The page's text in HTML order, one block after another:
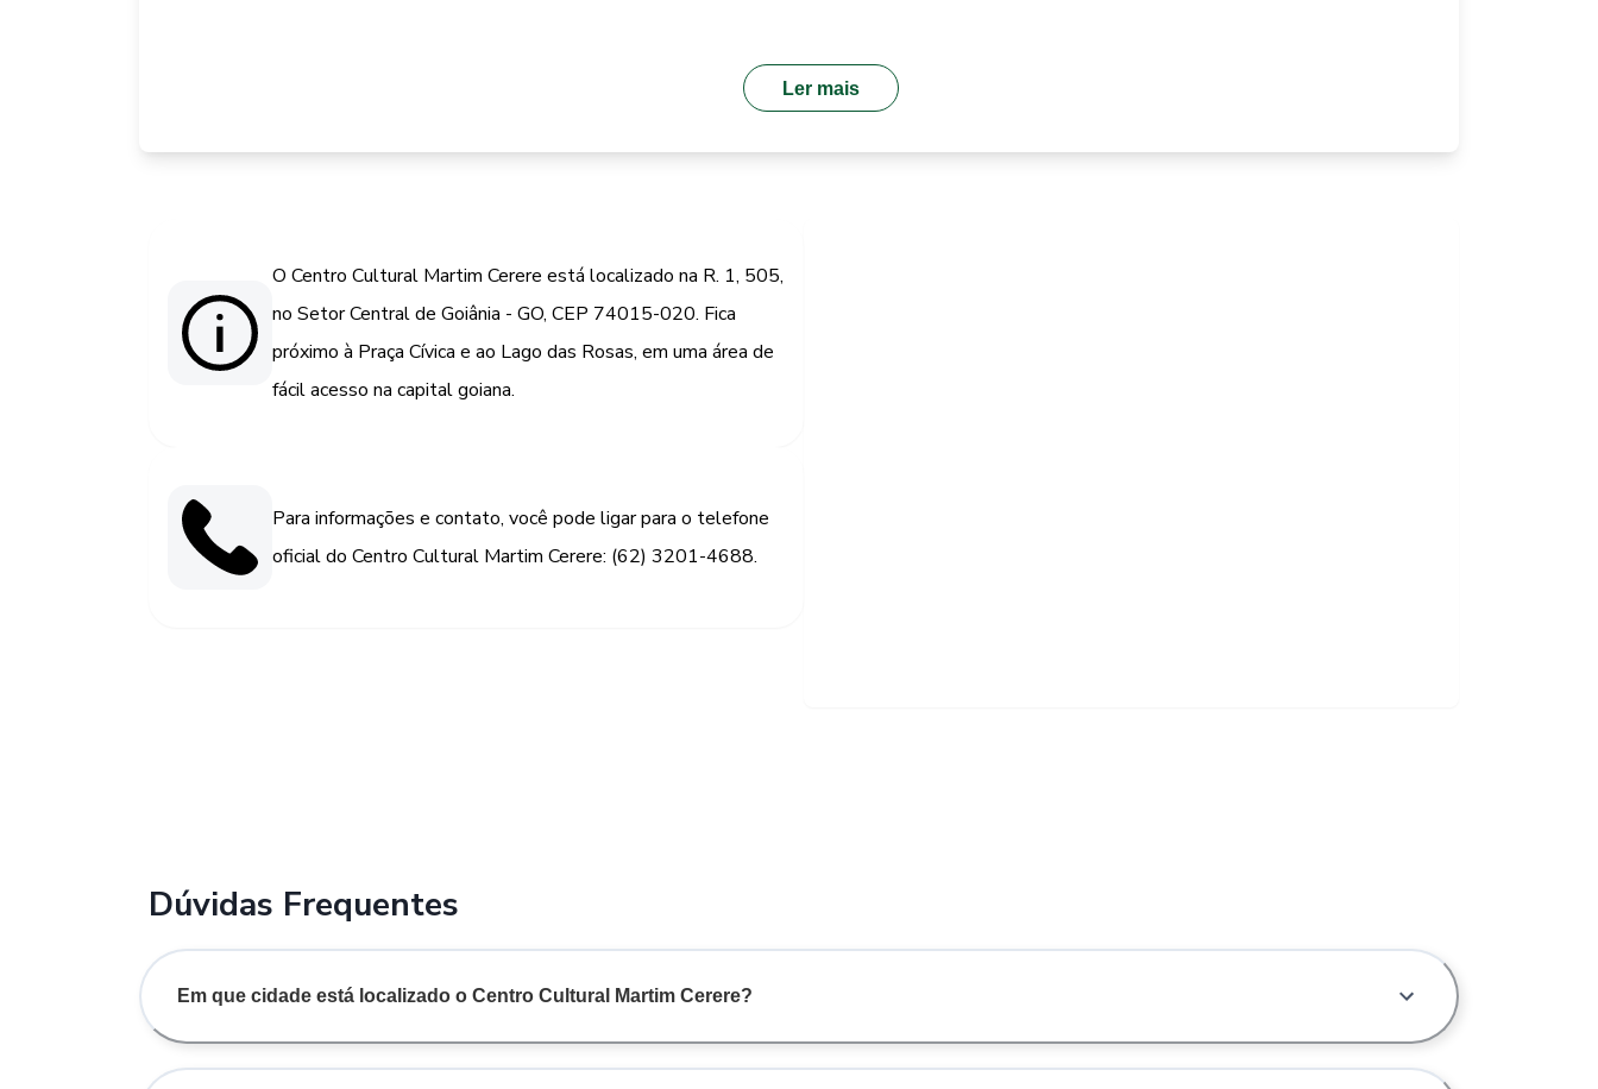
Ler mais
O Centro Cultural Martim Cerere está localizado na R. 1, 505,
no Setor Central de Goiânia - GO, CEP 74015-020. Fica
próximo à Praça Cívica e ao Lago das Rosas, em uma área de
fácil acesso na capital goiana.
Para informações e contato, você pode ligar para o telefone
oficial do Centro Cultural Martim Cerere: (62) 3201-4688.
Dúvidas Frequentes
Em que cidade está localizado o Centro Cultural Martim Cerere?